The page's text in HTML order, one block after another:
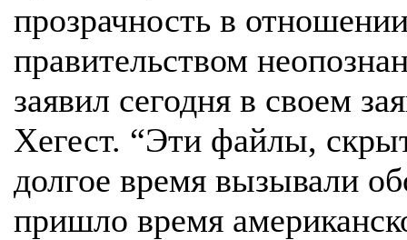
прозрачность в
правительством
заявил сегодня в своем
Хегест. “Эти файлы,
долгое время вызывали
пришло время